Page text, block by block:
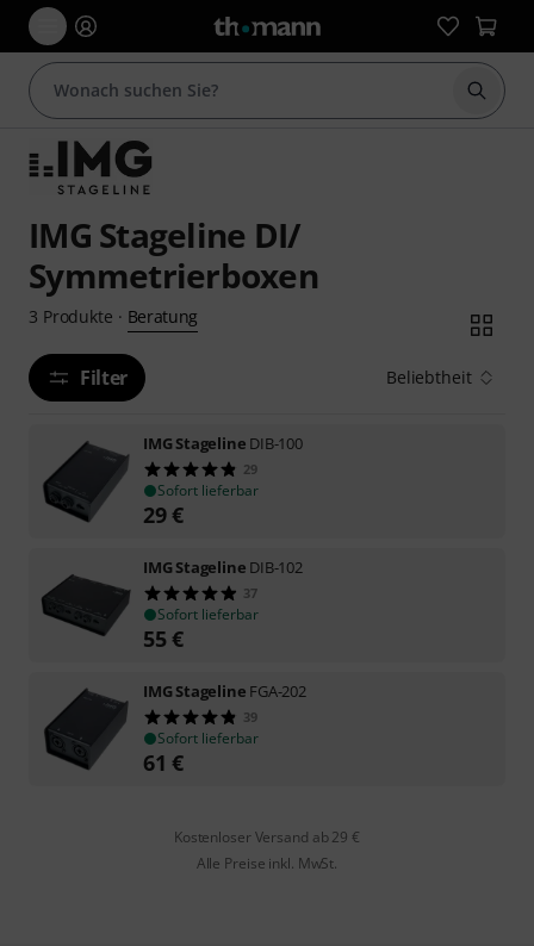
Suche
IMG Stageline DI/
Symmetrierboxen
3 Produkte · Beratung
Filter Beliebtheit
IMG Stageline DIB-100
29
Sofort lieferbar
29€
IMG Stageline DIB-102
37
Sofort lieferbar
55€
IMG Stageline FGA-202
39
Sofort lieferbar
61 €
Kostenloser Versand ab 29 €
Alle Preise inkl. MwSt.